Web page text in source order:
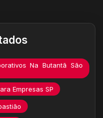
Na Butantã São
Empresas SP